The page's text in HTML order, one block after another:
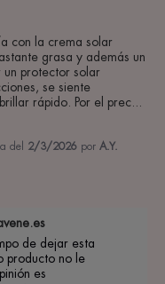
con la crema solar
grasa y además un
un protector solar
se siente
rápido. Por el prec
del 2/3/2026 por A.Y.
de dejar esta
producto no le
es